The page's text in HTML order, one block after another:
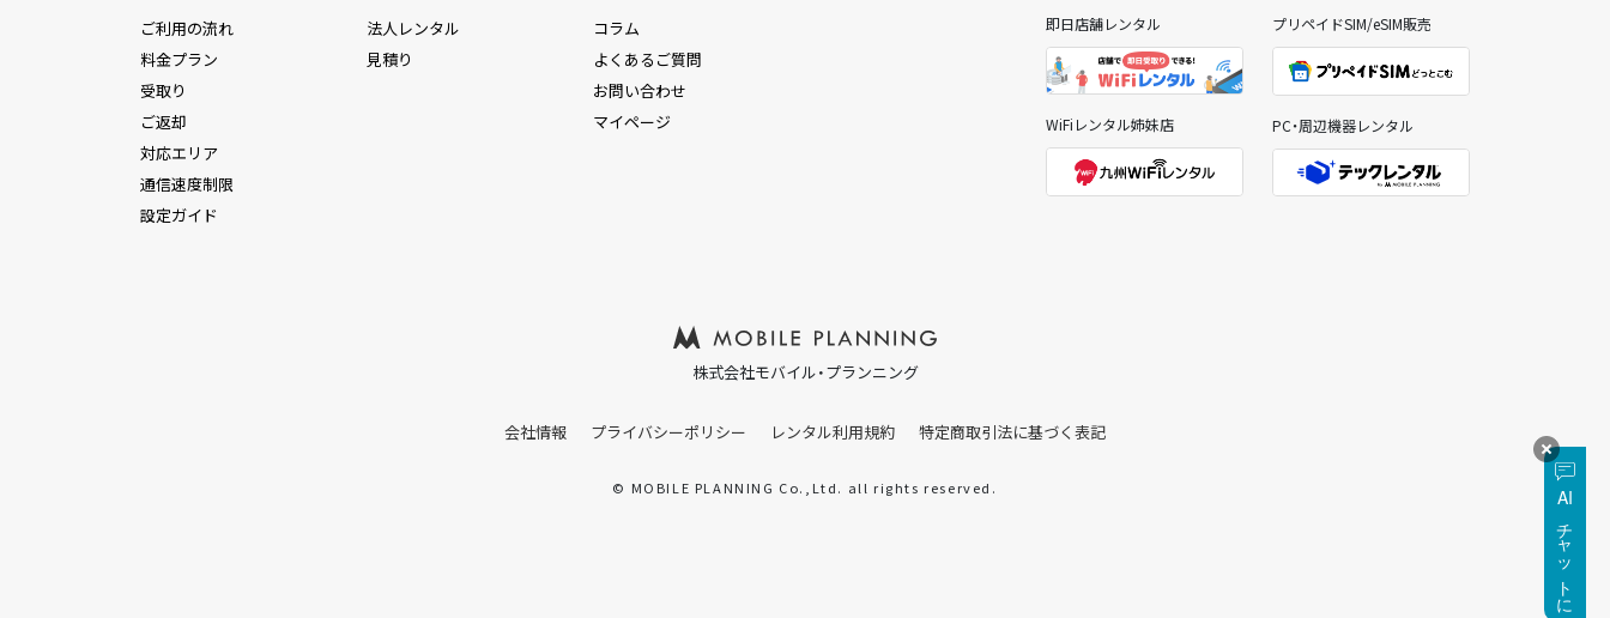
ご利用の流れ
料金プラン
受取り
ご返却
対応エリア
通信速度制限
設定ガイド
法人レンタル
見積り
コラム
よくあるご質問
お問い合わせ
マイページ
即日店舗レンタル
WiFiレンタル姉妹店
プリペイドSIM/eSIM販売
PC・周辺機器レンタル
株式会社モバイル・プランニング
会社情報 プライバシーポリシー レンタル利用規約 特定商取引法に基づく表記
© MOBILE PLANNING Co.,Ltd. all rights reserved. AI
チャットに質問